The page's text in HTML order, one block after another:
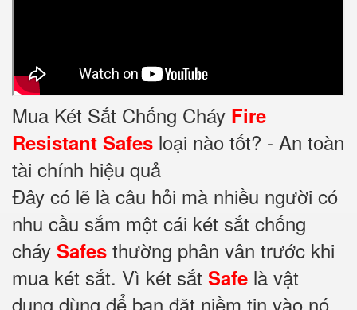
Mua Két Sắt Chống Cháy Fire
Resistant Safes loại nào tốt? - An toàn
tài chính hiệu quả
Đây có lẽ là câu hỏi mà nhiều người có
nhu cầu sắm một cái két sắt chống
cháy Safes thường phân vân trước khi
mua két sắt. Vì két sắt Safe là vật
dụng dùng để bạn đặt niềm tin vào nó